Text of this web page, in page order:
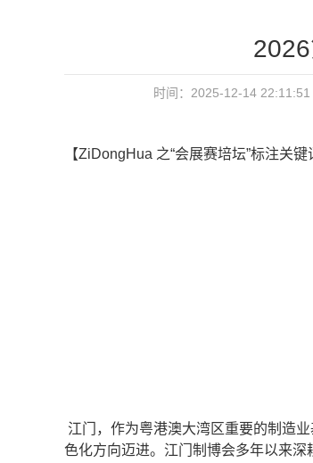
时间：2025-12-14
【ZiDongHua 之“会展赛培坛”标注关
江门，作为粤港澳大湾区重要的制造
色化方向迈进。江门制博会多年以来深